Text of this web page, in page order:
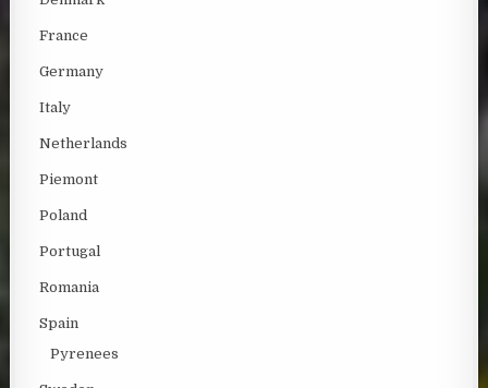
France
Germany
Italy
Netherlands
Piemont
Poland
Portugal
Romania
Spain
Pyrenees